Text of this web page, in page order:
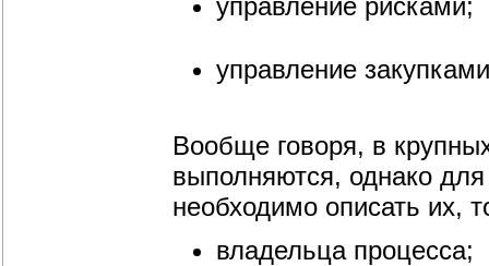
управление
Вообще говоря, в
выполняются, однако
необходимо описать их,
владельца процесса;